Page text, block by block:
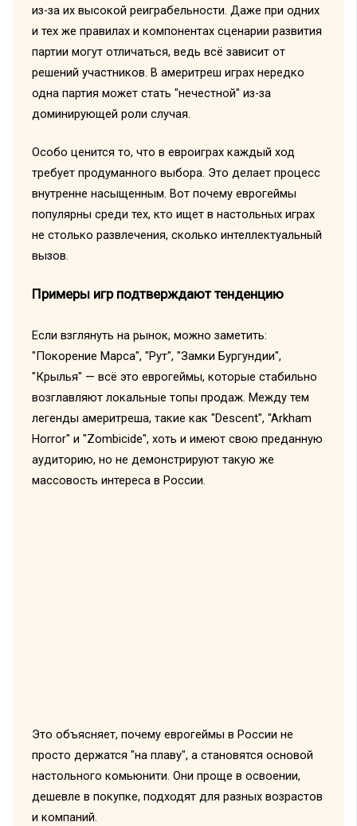
из-за их высокой реиграбельности. Даже при одних
и тех же правилах и компонентах сценарии развития
партии могут отличаться, ведь всё зависит от
решений участников. В америтреш играх нередко
одна партия может стать "нечестной" из-за
доминирующей роли случая.
Особо ценится то, что в евроиграх каждый ход
требует продуманного выбора. Это делает процесс
внутренне насыщенным. Вот почему еврогеймы
популярны среди тех, кто ищет в настольных играх
не столько развлечения, сколько интеллектуальный
вызов.
Примеры игр подтверждают тенденцию
Если взглянуть на рынок, можно заметить:
"Покорение Марса", "Рут", "Замки Бургундии",
"Крылья" — всё это еврогеймы, которые стабильно
возглавляют локальные топы продаж. Между тем
легенды америтреша, такие как "Descent", "Arkham
Horror" и "Zombicide", хоть и имеют свою преданную
аудиторию, но не демонстрируют такую же
массовость интереса в России.
Это объясняет, почему еврогеймы в России не
просто держатся "на плаву", а становятся основой
настольного комьюнити. Они проще в освоении,
дешевле в покупке, подходят для разных возрастов
и компаний.